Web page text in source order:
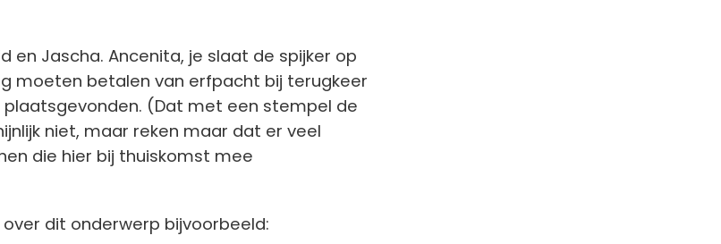
en Jascha. Ancenita, je slaat de spijker op
moeten betalen van erfpacht bij terugkeer
(Dat met een stempel de
niet, maar reken maar dat er veel
die hier bij thuiskomst mee
dit onderwerp bijvoorbeeld: